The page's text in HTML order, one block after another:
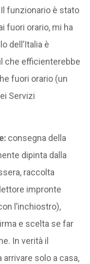
funzionario è stato
fuori orario, mi ha
dell’Italia è
che efficienterebbe
fuori orario (un
Servizi
consegna della
dipinta dalla
raccolta
impronte
l’inchiostro),
e scelta se far
In verità il
solo a casa,